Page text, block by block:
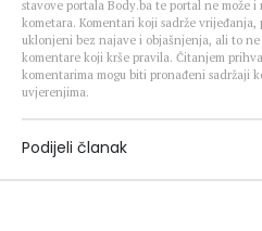
stavove portala Body.ba te portal ne može
kometara. Komentari koji sadrže
uklonjeni bez najave i objašnjenja, ali to ne
komentare koji krše pravila. Čitanjem
komentarima mogu biti pronađeni sadržaji
uvjerenjima.
Podijeli članak